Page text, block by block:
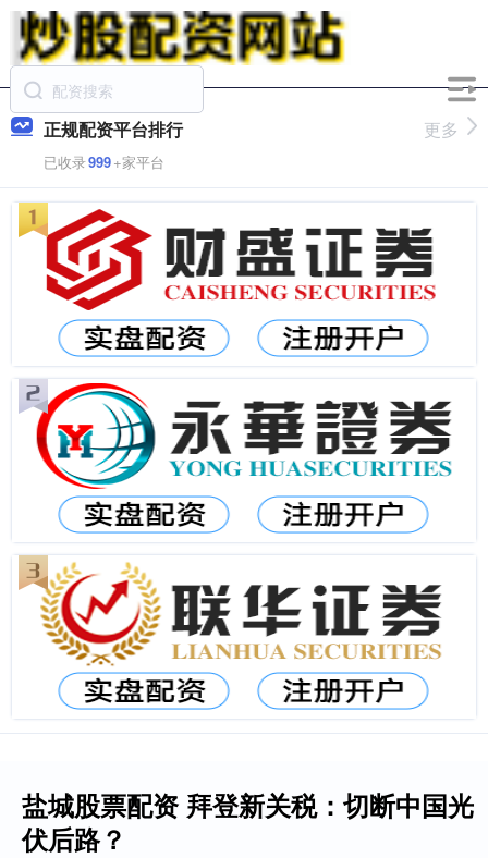
正规配资平台排行
已收录999+家平台
更多
盐城股票配资 拜登新关税：切断中国光
伏后路？